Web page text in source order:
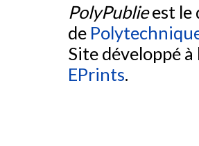
PolyPublieest le
de
Site développé
EPrints.